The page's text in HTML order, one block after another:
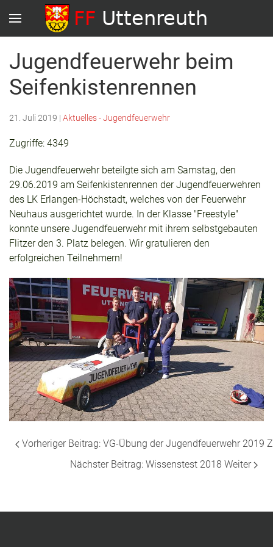
Jugendfeuerwehr beim
Seifenkistenrennen
21. Juli 2019 | Aktuelles - Jugendfeuerwehr
Zugriffe: 4349
Die Jugendfeuerwehr beteilgte sich am Samstag, den
29.06.2019 am Seifenkistenrennen der Jugendfeuerwehren
des LK Erlangen-Höchstadt, welches von der Feuerwehr
Neuhaus ausgerichtet wurde. In der Klasse "Freestyle"
konnte unsere Jugendfeuerwehr mit ihrem selbstgebauten
Flitzer den 3. Platz belegen. Wir gratulieren den
erfolgreichen Teilnehmern!
Vorheriger Beitrag: VG-Übung der Jugendfeuerwehr 2019
Nächster Beitrag: Wissenstest 2018 Weiter